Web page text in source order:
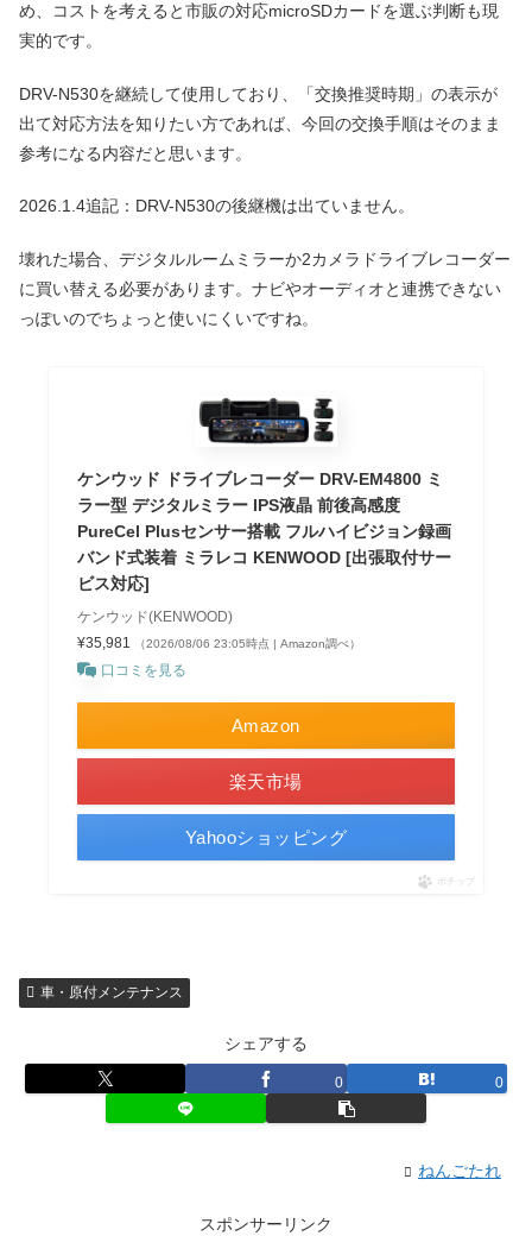
め、コストを考えると市販の対応microSDカードを選ぶ判断も現
実的です。
DRV-N530を継続して使用しており、「交換推奨時期」の表示が
出て対応方法を知りたい方であれば、今回の交換手順はそのまま
参考になる内容だと思います。
2026.1.4追記：DRV-N530の後継機は出ていません。
壊れた場合、デジタルルームミラーか2カメラドライブレコーダー
に買い替える必要があります。ナビやオーディオと連携できない
っぽいのでちょっと使いにくいですね。
ケンウッド ドライブレコーダー DRV-EM4800 ミ
ラー型 デジタルミラー IPS液晶 前後高感度
PureCel Plusセンサー搭載 フルハイビジョン録画
バンド式装着 ミラレコ KENWOOD [出張取付サー
ビス対応]
ケンウッド(KENWOOD)
¥35,981
（2026/08/06 23:05時点 | Amazon調べ）
口コミを見る
Amazon
楽天市場
Yahooショッピング
ポチップ
車・原付メンテナンス
シェアする
0 0
ねんごたれ
スポンサーリンク